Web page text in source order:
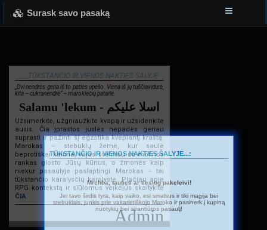
Surask savo pasaką
TŪKSTANČIO IR VIENOS NAKTIES ŠALYJE...
„Dvi nendrės geria iš to paties upelio. Viena iš jų tuščiavidurė,
kita – cukranendrė“ – marokiečių patarlė.
Salamu 'lekum - اسلا عليكم
Užsimerkite, užgniaužkite kvapą ir užsidenkite
ausis. Čia įprastos juslės nepadės geriau
suprasti ir pažinti šį egzotika kvepiantį kraštą.
Marokas – stebuklų žemė, kur saulė
beprotiškai kaitina, vėjas švelniau už motinos
rankas glosto Jūsų kūnus, o žmonės kaip
niekur pasaulyje paslaptingi. Marokas – tai
tūkstančio karalysčių karalystė. Plačiau apie
RPG kontekstą ir siūlomus veikėjus skaitykite
ČIA.
Admin
TŪKSTANČIO IR VIENOS NAKTIES ŠALYJE...:
Mrehba, tautieti ar tiesiog pakeleivi!
Jei tavo širdis tyra, kaip vaiko, esi smalsus ir tiki magija bei
stebuklais, junkis prie vakarietiškojo Maroko ir pasinerk į kupiną
nuotykių bei avantiūros pasaulį!